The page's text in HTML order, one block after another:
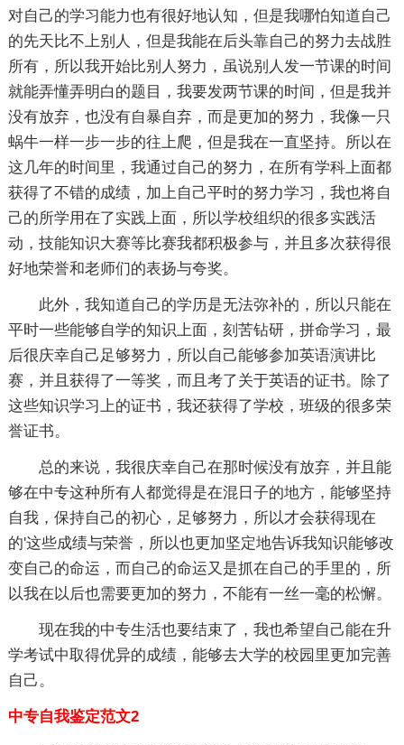
对自己的学习能力也有很好地认知，但是我哪怕知道自己
的先天比不上别人，但是我能在后头靠自己的努力去战胜
所有，所以我开始比别人努力，虽说别人发一节课的时间
就能弄懂弄明白的题目，我要发两节课的时间，但是我并
没有放弃，也没有自暴自弃，而是更加的努力，我像一只
蜗牛一样一步一步的往上爬，但是我在一直坚持。所以在
这几年的时间里，我通过自己的努力，在所有学科上面都
获得了不错的成绩，加上自己平时的努力学习，我也将自
己的所学用在了实践上面，所以学校组织的很多实践活
动，技能知识大赛等比赛我都积极参与，并且多次获得很
好地荣誉和老师们的表扬与夸奖。
此外，我知道自己的学历是无法弥补的，所以只能在
平时一些能够自学的知识上面，刻苦钻研，拼命学习，最
后很庆幸自己足够努力，所以自己能够参加英语演讲比
赛，并且获得了一等奖，而且考了关于英语的证书。除了
这些知识学习上的证书，我还获得了学校，班级的很多荣
誉证书。
总的来说，我很庆幸自己在那时候没有放弃，并且能
够在中专这种所有人都觉得是在混日子的地方，能够坚持
自我，保持自己的初心，足够努力，所以才会获得现在
的'这些成绩与荣誉，所以也更加坚定地告诉我知识能够改
变自己的命运，而自己的命运又是抓在自己的手里的，所
以我在以后也需要更加的努力，不能有一丝一毫的松懈。
现在我的中专生活也要结束了，我也希望自己能在升
学考试中取得优异的成绩，能够去大学的校园里更加完善
自己。
中专自我鉴定范文2